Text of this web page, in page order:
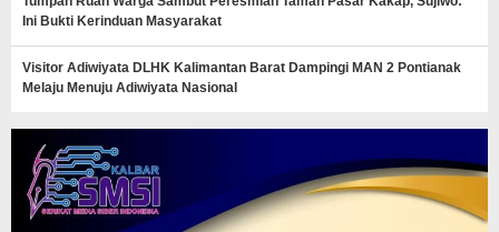
Ini Bukti Kerinduan Masyarakat
Visitor Adiwiyata DLHK Kalimantan Barat Dampingi MAN 2 Pontianak
Melaju Menuju Adiwiyata Nasional